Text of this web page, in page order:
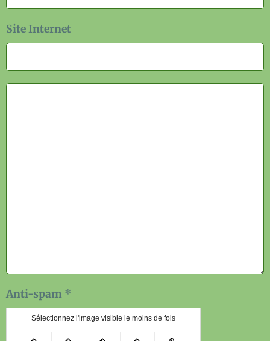
Site Internet
Anti-spam
Sélectionnez l'image visible le moins de fois